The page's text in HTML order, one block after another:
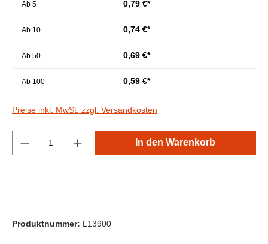
Ab 5 0,79 €*
Ab 10 0,74 €*
Ab 50 0,69 €*
Ab 100 0,59 €*
Preise inkl. MwSt. zzgl. Versandkosten
Produkt Anzahl: Gib den gewünschten
In den Warenkorb
Produktnummer: L13900